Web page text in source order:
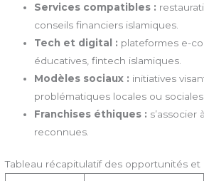
Services compatibles :
conseils financiers islamiques.
Tech et digital : plateformes e-
éducatives, fintech islamiques.
Modèles sociaux : initiatives
problématiques locales ou sociales.
Franchises éthiques : s’associer
reconnues.
Tableau récapitulatif des opportunités